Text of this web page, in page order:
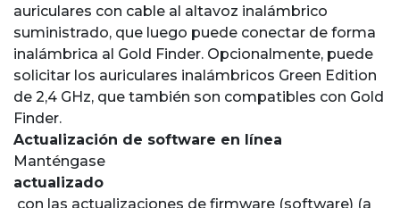
auriculares con cable al altavoz inalámbrico
suministrado, que luego puede conectar de forma
inalámbrica al Gold Finder. Opcionalmente, puede
solicitar los auriculares inalámbricos Green Edition
de 2,4 GHz, que también son compatibles con Gold
Finder.
Actualización de software en línea
Manténgase
actualizado
con las actualizaciones de firmware (software) (a